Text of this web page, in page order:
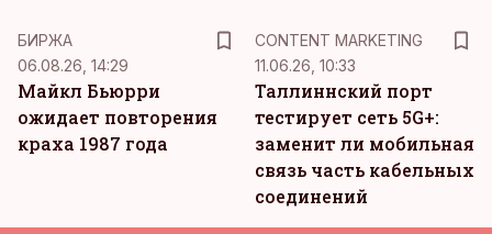
БИРЖА
06.08.26, 14:29
Майкл Бьюрри
ожидает повторения
краха 1987 года
CONTENT MARKETING
11.06.26, 10:33
Таллиннский порт
тестирует сеть 5G+:
заменит ли мобильная
связь часть кабельных
соединений